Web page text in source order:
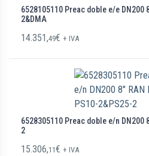
6528105110 Preac doble e/e DN200
2&DMA
14.351,49€ + IVA
6528305110 Preac doble e/n DN200
2
15.306,11€ + IVA